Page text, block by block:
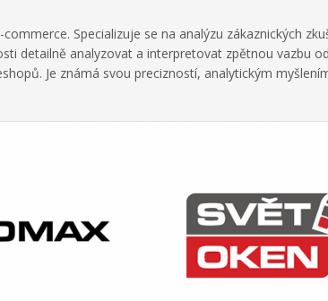
Specializuje se na analýzu zákaznických
detailně analyzovat a interpretovat zpětnou vazbu od
Je známá svou precizností, analytickým